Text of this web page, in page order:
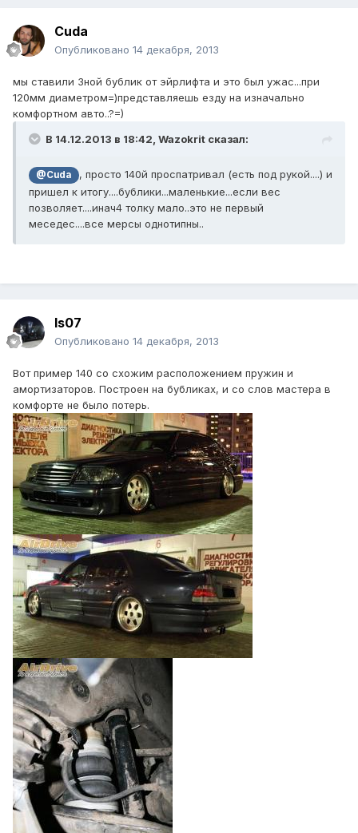
Cuda
Опубликовано 14 декабря, 2013
мы ставили 3ной бублик от эйрлифта и это был ужас...при
120мм диаметром=)представляешь езду на изначально
комфортном авто..?=)
В 14.12.2013 в 18:42, Wazokrit сказал:
@Cuda
, просто 140й проспатривал (есть под рукой....) и
пришел к итогу....бублики...маленькие...если вес
позволяет....инач4 толку мало..это не первый
меседес....все мерсы однотипны..
Is07
Опубликовано 14 декабря, 2013
Вот пример 140 со схожим расположением пружин и
амортизаторов. Построен на бубликах, и со слов мастера в
комфорте не было потерь.